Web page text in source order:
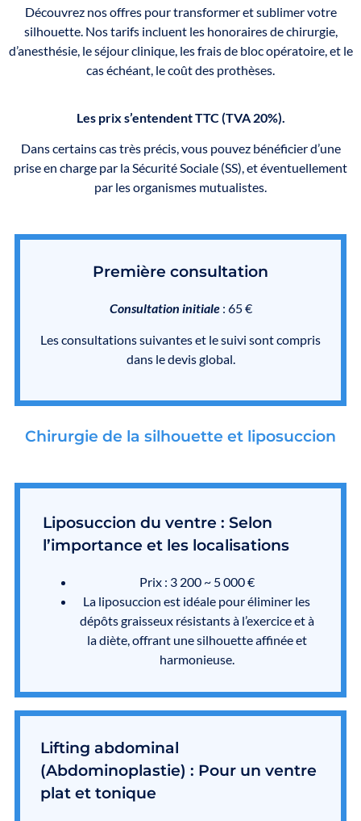
Découvrez nos offres pour transformer et sublimer votre
silhouette. Nos tarifs incluent les honoraires de chirurgie,
d’anesthésie, le séjour clinique, les frais de bloc opératoire, et le
cas échéant, le coût des prothèses.
Les prix s’entendent TTC (TVA 20%).
Dans certains cas très précis, vous pouvez bénéficier d’une
prise en charge par la Sécurité Sociale (SS), et éventuellement
par les organismes mutualistes.
Première consultation
Consultation initiale: 65 €
Les consultations suivantes et le suivi sont compris
dans le devis global.
Chirurgie de la silhouette et liposuccion
Liposuccion du ventre : Selon
l’importance et les localisations
Prix : 3 200 ~ 5 000 €
La liposuccion est idéale pour éliminer les
dépôts graisseux résistants à l’exercice et à
la diète, offrant une silhouette affinée et
harmonieuse.
Lifting abdominal
(Abdominoplastie) : Pour un ventre
plat et tonique